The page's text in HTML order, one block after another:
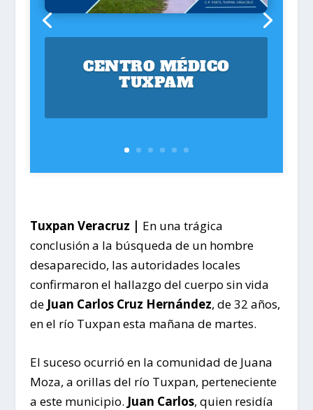
CENTRO MÉDICO
TUXPAM
Tuxpan Veracruz | En una trágica
conclusión a la búsqueda de un hombre
desaparecido, las autoridades locales
confirmaron el hallazgo del cuerpo sin vida
de Juan Carlos Cruz Hernández, de 32 años,
en el río Tuxpan esta mañana de martes.
El suceso ocurrió en la comunidad de Juana
Moza, a orillas del río Tuxpan, perteneciente
a este municipio. Juan Carlos, quien residía